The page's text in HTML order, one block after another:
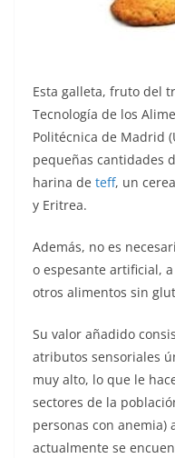
Esta galleta, fruto del
Tecnología de los
Politécnica de Madrid
pequeñas cantidades
harina de teff, un
y Eritrea.
Además, no es
o espesante artificial,
otros alimentos sin
Su valor añadido
atributos sensoriales
muy alto, lo que le
sectores de la
personas con anemia)
actualmente se